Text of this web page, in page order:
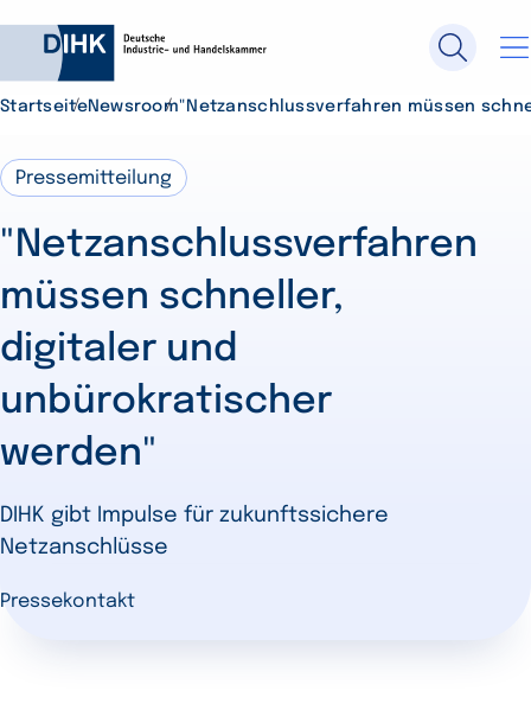
StartseiteNewsroom"Netzanschlussverfahren müssen
Pressemitteilung
"Netzanschlussverfahren
müssen schneller,
digitaler und
unbürokratischer
werden"
DIHK gibt Impulse für zukunftssichere
Netzanschlüsse
Pressekontakt